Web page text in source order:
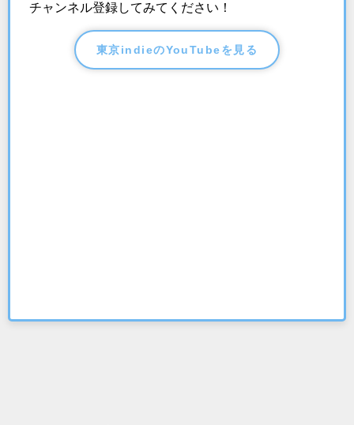
チャンネル登録してみてください！
東京indieのYouTubeを見る